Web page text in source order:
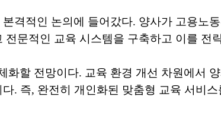
격적인 논의에 들어갔다. 양사가 고용노
문적인 교육 시스템을 구축하고 이를 전
할 전망이다. 교육 환경 개선 차원에서
. 즉, 완전히 개인화된 맞춤형 교육 서비